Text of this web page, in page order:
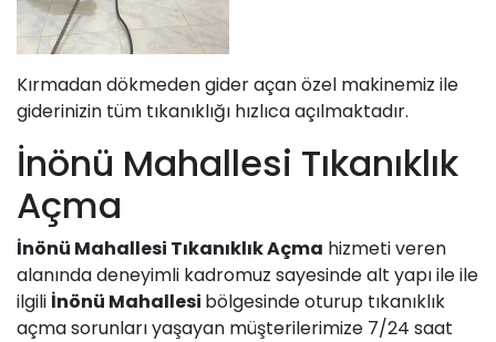
Kırmadan dökmeden gider açan özel makinemiz ile
giderinizin tüm tıkanıklığı hızlıca açılmaktadır.
İnönü Mahallesi Tıkanıklık
Açma
İnönü Mahallesi Tıkanıklık Açma hizmeti veren
alanında deneyimli kadromuz sayesinde alt yapı ile ile
ilgili İnönü Mahallesi bölgesinde oturup tıkanıklık
açma sorunları yaşayan müşterilerimize 7/24 saat